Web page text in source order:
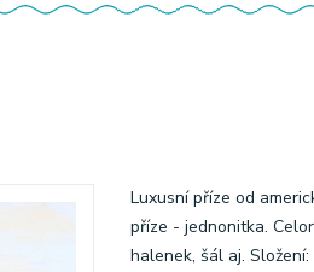
Luxusní příze od
příze - jednonitka.
halenek, šál aj.